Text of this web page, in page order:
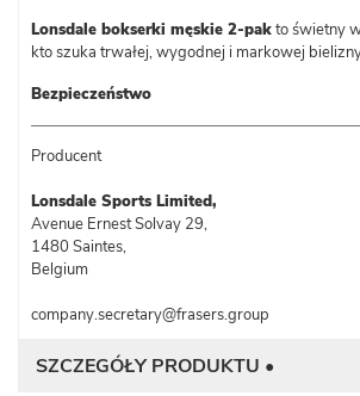
Lonsdale bokserki męskie 2-pakto świetny
kto szuka trwałej, wygodnej i markowej
Bezpieczeństwo
Producent
Lonsdale Sports Limited,
Avenue Ernest Solvay 29,
1480 Saintes,
Belgium
company.secretary@frasers.group
SZCZEGÓŁY PRODUKTU •